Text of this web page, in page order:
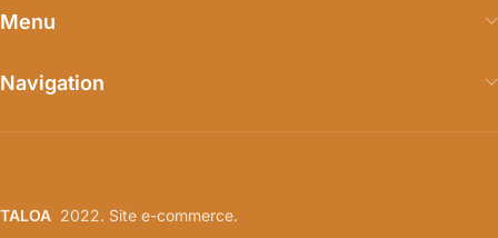
Menu
Navigation
TALOA 2022. Site e-commerce.